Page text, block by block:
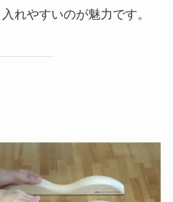
れやすいのが魅力です。